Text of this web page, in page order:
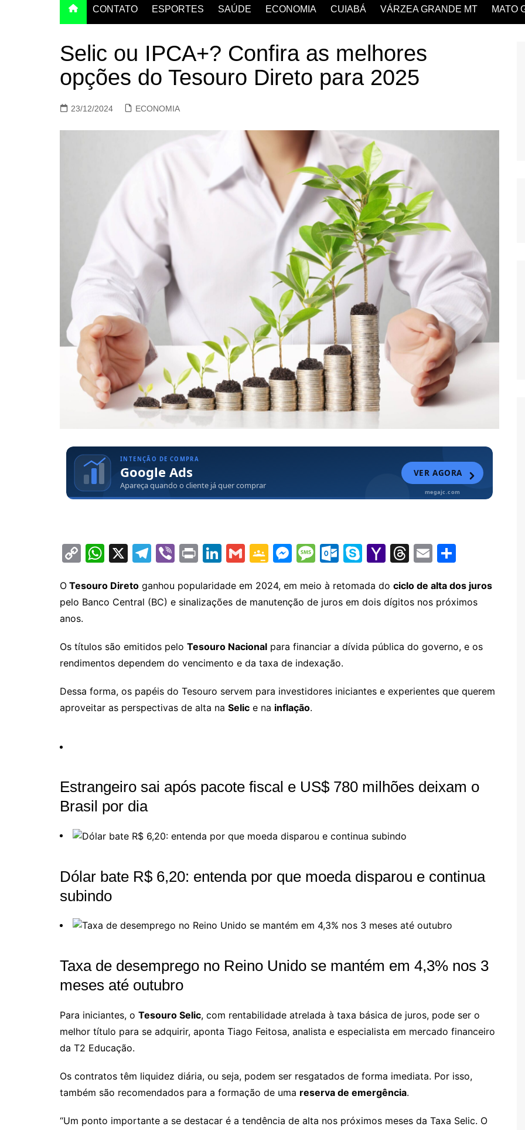
CONTATO ESPORTES SAÚDE ECONOMIA CUIABÁ VÁRZEA GRANDE MT MATO
Selic ou IPCA+? Confira as melhores
opções do Tesouro Direto para 2025
23/12/2024 ECONOMIA
C
p
y
Li
n
k
W
at
s
p
p
X
T
e
gr
m
Vi
er
Pr
t
Li
k
e
n
G
ai
l
G
o
gl
Cl
a
s
sr
M
s
s
n
g
er
M
s
s
g
e
O
lo
o
c
o
m
S
y
p
Y
h
o
M
l
T
e
a
s
E
ai
l
ar
e
O Tesouro Direto ganhou popularidade em 2024, em meio à retomada do ciclo de alta dos juros
pelo Banco Central (BC) e sinalizações de manutenção de juros em dois dígitos nos próximos
anos.
Os títulos são emitidos pelo Tesouro Nacional para financiar a dívida pública do governo, e os
rendimentos dependem do vencimento e da taxa de indexação.
Dessa forma, os papéis do Tesouro servem para investidores iniciantes e experientes que querem
aproveitar as perspectivas de alta na Selic e na inflação.
Estrangeiro sai após pacote fiscal e US$ 780 milhões deixam o
Brasil por dia
Dólar bate R$ 6,20: entenda por que moeda disparou e continua
subindo
Taxa de desemprego no Reino Unido se mantém em 4,3% nos 3
meses até outubro
Para iniciantes, o Tesouro Selic, com rentabilidade atrelada à taxa básica de juros, pode ser o
melhor título para se adquirir, aponta Tiago Feitosa, analista e especialista em mercado financeiro
da T2 Educação.
Os contratos têm liquidez diária, ou seja, podem ser resgatados de forma imediata. Por isso,
também são recomendados para a formação de uma reserva de emergência.
“Um ponto importante a se destacar é a tendência de alta nos próximos meses da Taxa Selic. O